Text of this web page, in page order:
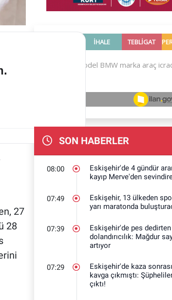
27
28
SON HABERLER
08:00
Eskişehir'de 4 gündür
kayıp Merve'den
07:49
Eskişehir, 13 ülkeden
yarı maratonda
07:39
Eskişehir'de pes dedirten
dolandırıcılık: Mağdur
artıyor
07:29
Eskişehir'de kaza sonrası
kavga çıkmıştı:
çıktı!